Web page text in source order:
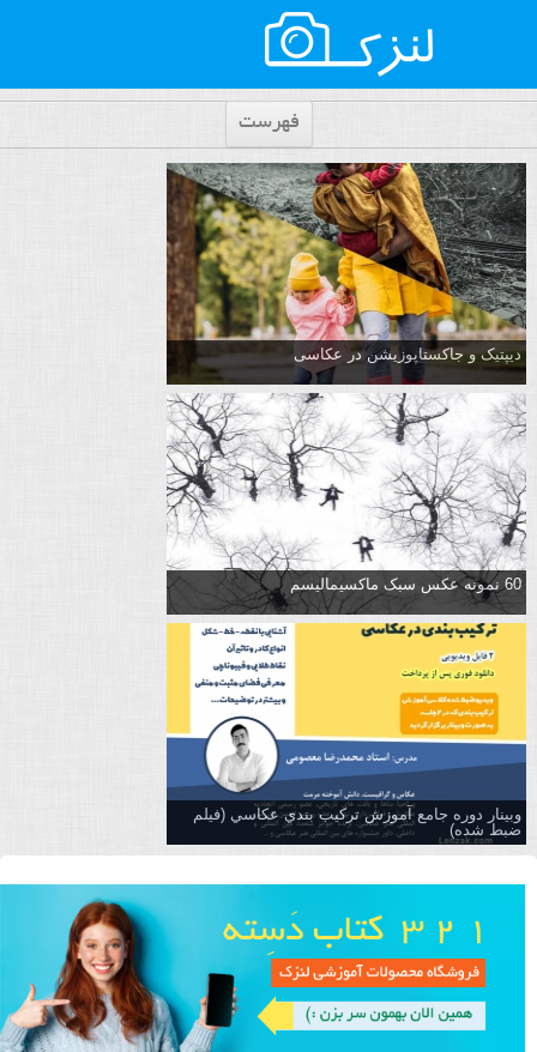
فهرست
دیپتیک و جاکستا‌پوزیشن در عکاسی
60 نمونه عکس سبک ماکسیمالیسم
وبینار دوره جامع آموزش تركيب بندي عكاسي (فیلم
ضبط شده)